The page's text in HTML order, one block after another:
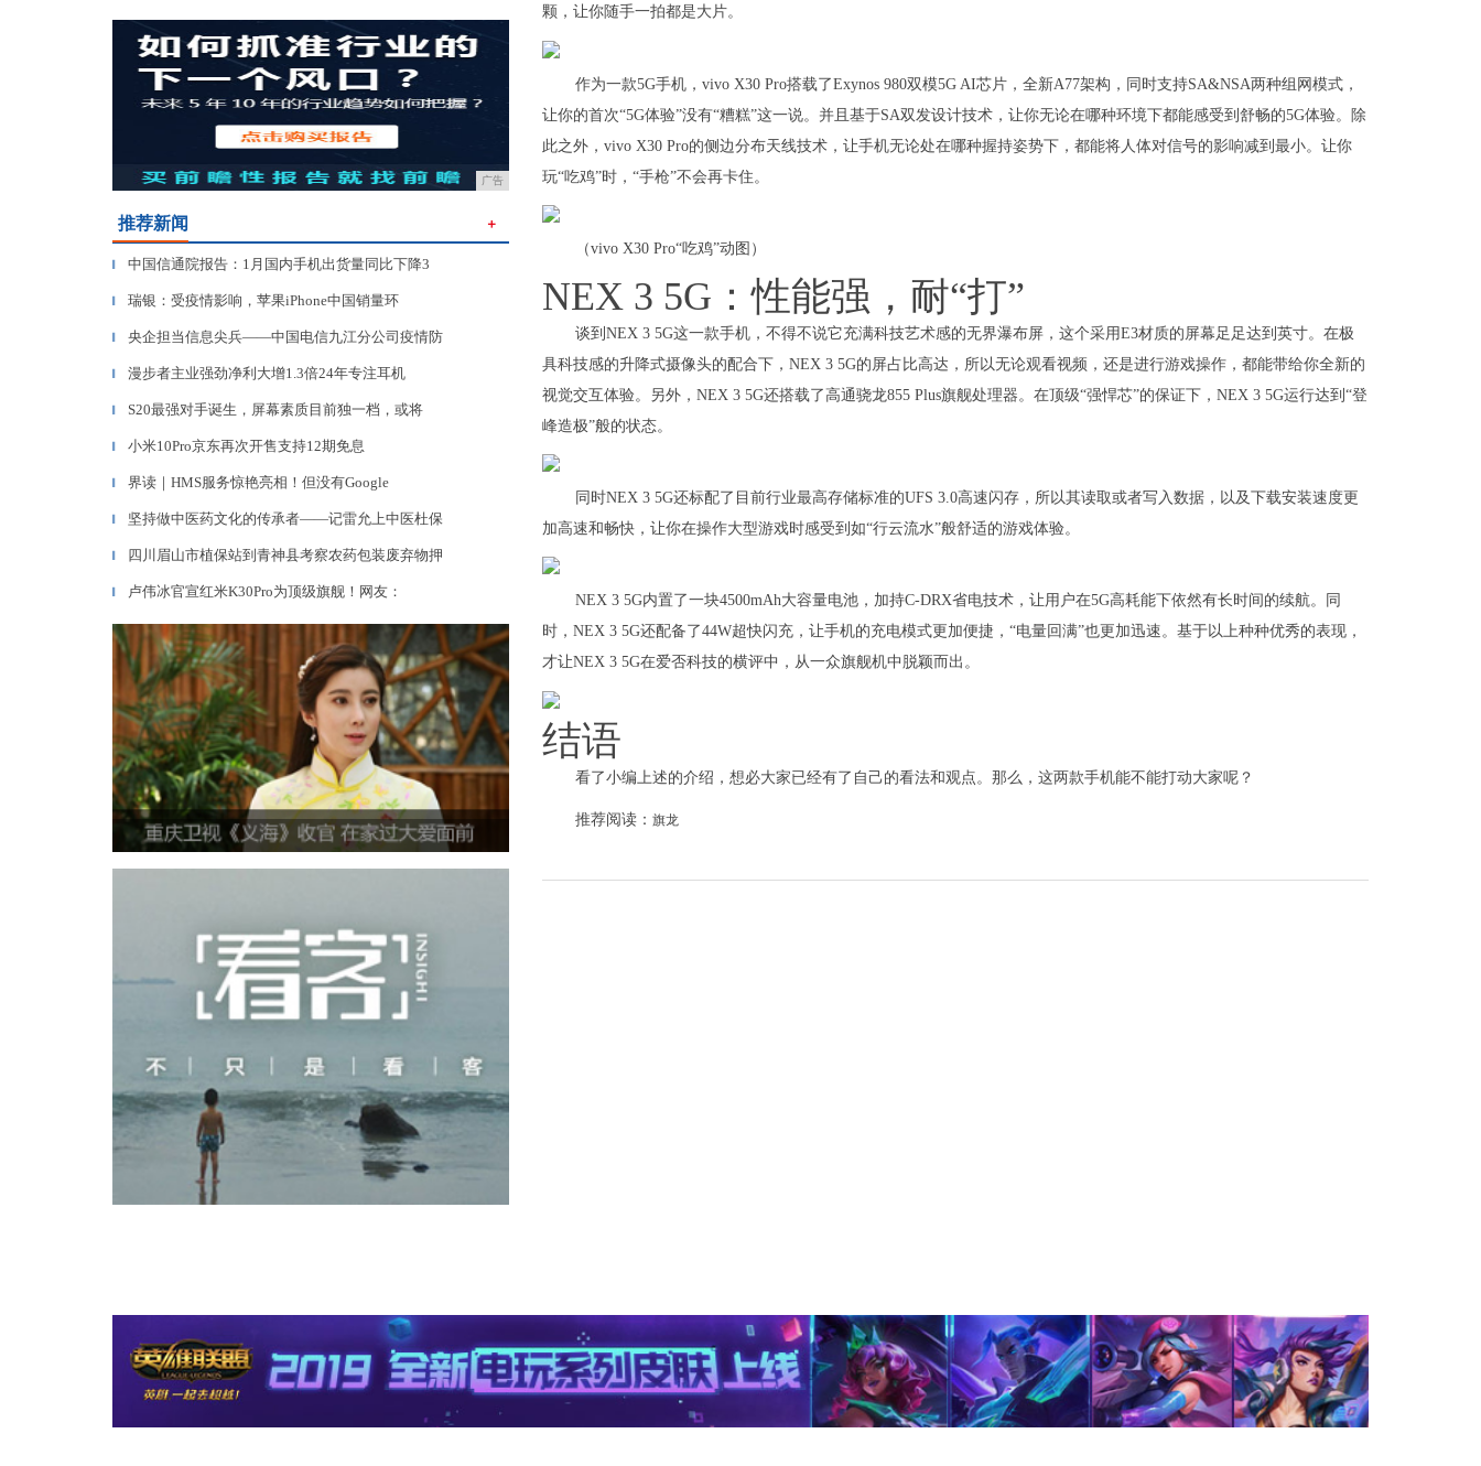
广告
推荐新闻 ＋
▎ 中国信通院报告：1月国内手机出货量同比下降3
▎ 瑞银：受疫情影响，苹果iPhone中国销量环
▎ 央企担当信息尖兵——中国电信九江分公司疫情防
▎ 漫步者主业强劲净利大增1.3倍24年专注耳机
▎ S20最强对手诞生，屏幕素质目前独一档，或将
▎ 小米10Pro京东再次开售支持12期免息
▎ 界读｜HMS服务惊艳亮相！但没有Google
▎ 坚持做中医药文化的传承者——记雷允上中医杜保
▎ 四川眉山市植保站到青神县考察农药包装废弃物押
▎ 卢伟冰官宣红米K30Pro为顶级旗舰！网友：
颗，让你随手一拍都是大片。
作为一款5G手机，vivo X30 Pro搭载了Exynos 980双模5G AI芯片，全新A77架构，同时支持SA&NSA两种组网模式，
让你的首次“5G体验”没有“糟糕”这一说。并且基于SA双发设计技术，让你无论在哪种环境下都能感受到舒畅的5G体验。除
此之外，vivo X30 Pro的侧边分布天线技术，让手机无论处在哪种握持姿势下，都能将人体对信号的影响减到最小。让你
玩“吃鸡”时，“手枪”不会再卡住。
（vivo X30 Pro“吃鸡”动图）
NEX 3 5G：性能强，耐“打”
谈到NEX 3 5G这一款手机，不得不说它充满科技艺术感的无界瀑布屏，这个采用E3材质的屏幕足足达到英寸。在极
具科技感的升降式摄像头的配合下，NEX 3 5G的屏占比高达，所以无论观看视频，还是进行游戏操作，都能带给你全新的
视觉交互体验。另外，NEX 3 5G还搭载了高通骁龙855 Plus旗舰处理器。在顶级“强悍芯”的保证下，NEX 3 5G运行达到“登
峰造极”般的状态。
同时NEX 3 5G还标配了目前行业最高存储标准的UFS 3.0高速闪存，所以其读取或者写入数据，以及下载安装速度更
加高速和畅快，让你在操作大型游戏时感受到如“行云流水”般舒适的游戏体验。
NEX 3 5G内置了一块4500mAh大容量电池，加持C-DRX省电技术，让用户在5G高耗能下依然有长时间的续航。同
时，NEX 3 5G还配备了44W超快闪充，让手机的充电模式更加便捷，“电量回满”也更加迅速。基于以上种种优秀的表现，
才让NEX 3 5G在爱否科技的横评中，从一众旗舰机中脱颖而出。
结语
看了小编上述的介绍，想必大家已经有了自己的看法和观点。那么，这两款手机能不能打动大家呢？
推荐阅读： 旗龙